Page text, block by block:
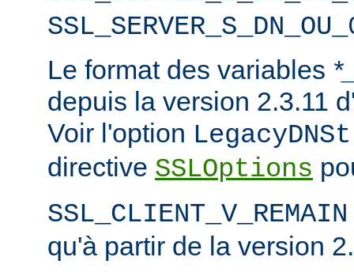
Le format des variables
depuis la version 2.3.11
Voir l'option
directive SSLOptions
SSL_CLIENT_V_REMAIN
qu'à partir de la version